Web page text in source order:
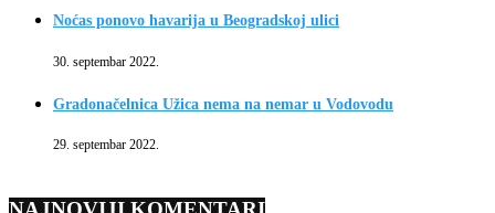
Noćas ponovo havarija u Beogradskoj ulici
30. septembar 2022.
Gradonačelnica Užica nema na nemar u Vodovodu
29. septembar 2022.